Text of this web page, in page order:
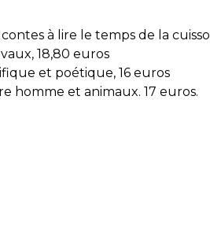
à lire le temps de la
18,80 euros
et poétique, 16 euros
homme et animaux. 17 euros.